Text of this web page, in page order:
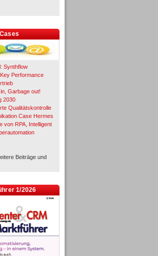
Synthflow
Performance
Garbage out!
2030
Qualitätskontrolle
Case Hermes
von RPA, Intelligent
Beiträge und
1/2026